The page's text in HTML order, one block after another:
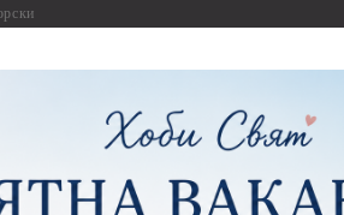
и Фото моменти
елементи
елементи